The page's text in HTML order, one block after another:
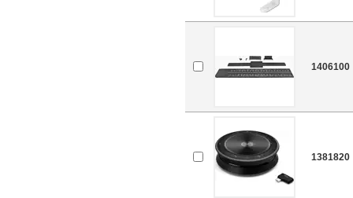
1406100
1381820